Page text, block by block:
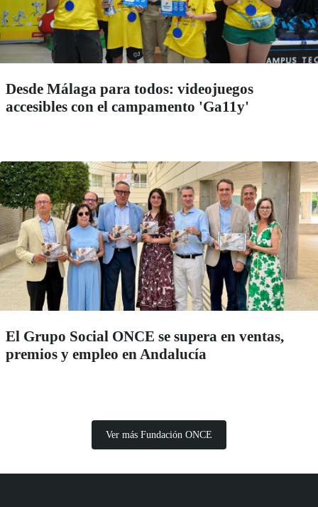
Desde Málaga para todos: videojuegos
accesibles con el campamento 'Ga11y'
El Grupo Social ONCE se supera en ventas,
premios y empleo en Andalucía
Ver más Fundación ONCE